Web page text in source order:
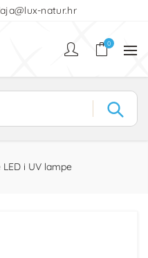
natur.hr
0
i UV lampe